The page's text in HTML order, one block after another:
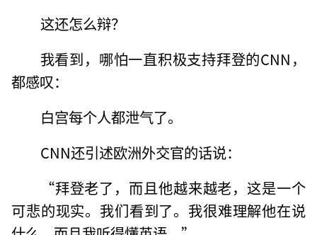
这还怎么辩？
我看到，哪怕一直积极支持拜登的CNN，
都感叹：
白宫每个人都泄气了。
CNN还引述欧洲外交官的话说：
“拜登老了，而且他越来越老，这是一个
可悲的现实。我们看到了。我很难理解他在说